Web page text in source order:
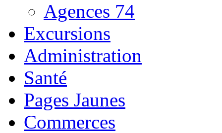
Agences 74
Excursions
Administration
Santé
Pages Jaunes
Commerces